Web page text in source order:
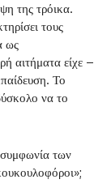
της τρόικα.
τους
ως
αιτήματα είχε –
Το
να το
συμφωνία των